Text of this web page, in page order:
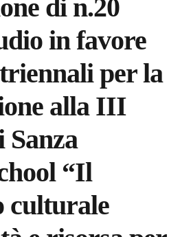
di n.20
in favore
per la
alla III
Sanza
“Il
culturale